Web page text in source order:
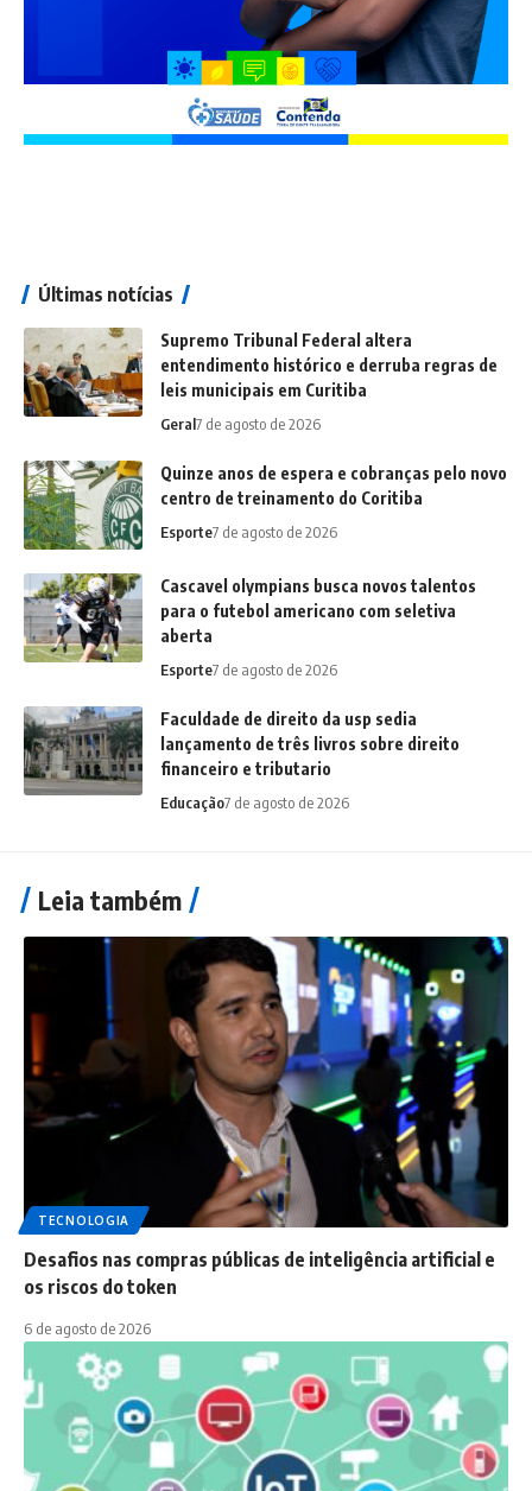
Últimas notícias
Supremo Tribunal Federal altera
entendimento histórico e derruba regras de
leis municipais em Curitiba
Geral7 de agosto de 2026
Quinze anos de espera e cobranças pelo novo
centro de treinamento do Coritiba
Esporte7 de agosto de 2026
Cascavel olympians busca novos talentos
para o futebol americano com seletiva
aberta
Esporte7 de agosto de 2026
Faculdade de direito da usp sedia
lançamento de três livros sobre direito
financeiro e tributario
Educação7 de agosto de 2026
Leia também
TECNOLOGIA
Desafios nas compras públicas de inteligência artificial e
os riscos do token
6 de agosto de 2026